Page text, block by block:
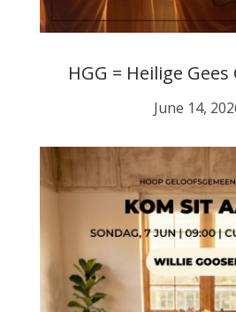
HGG = Heilige
June 14,